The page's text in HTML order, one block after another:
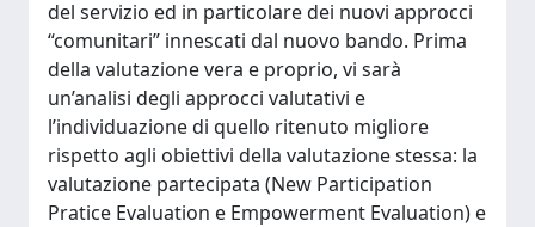
del servizio ed in particolare dei nuovi approcci
“comunitari” innescati dal nuovo bando. Prima
della valutazione vera e proprio, vi sarà
un’analisi degli approcci valutativi e
l’individuazione di quello ritenuto migliore
rispetto agli obiettivi della valutazione stessa: la
valutazione partecipata (New Participation
Pratice Evaluation e Empowerment Evaluation) e